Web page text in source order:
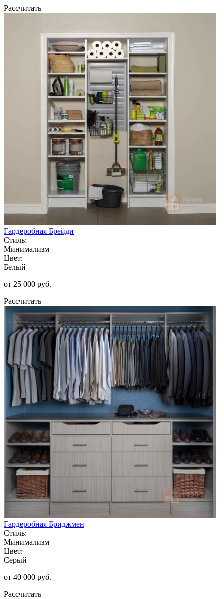
Рассчитать
Гардеробная Брейди
Стиль:
Минимализм
Цвет:
Белый
от 25 000 руб.
Рассчитать
Гардеробная Бриджмен
Стиль:
Минимализм
Цвет:
Серый
от 40 000 руб.
Рассчитать